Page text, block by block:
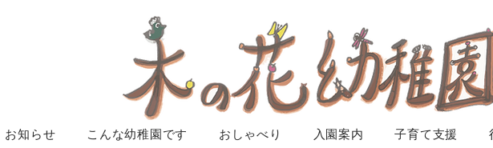
お知らせ こんな幼稚園です おしゃべり 入園案内 子育て支援